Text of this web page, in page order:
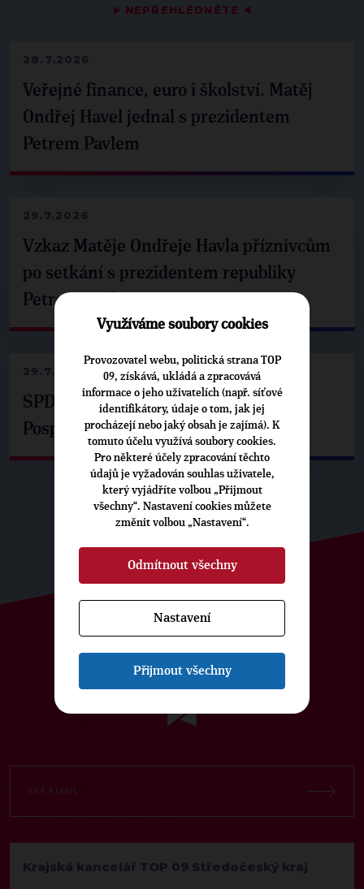
▶ NEPŘEHLÉDNĚTE ◀
28.7.2026
Veřejné finance, euro i školství. Matěj
Ondřej Havel jednal s prezidentem
Petrem Pavlem
29.7.2026
Vzkaz Matěje Ondřeje Havla příznivcům
po setkání s prezidentem republiky
Petrem Pavlem
29.7.2026
SPD už není ve zprávě o extremismu.
Pospíšil: Je tu pachuť
ODEBÍREJTE NÁŠ TOPOVÝ
NEWSLETTER
Krajská kancelář TOP 09 Středočeský kraj
Využíváme soubory cookies
Provozovatel webu, politická strana TOP
09, získává, ukládá a zpracovává
informace o jeho uživatelích (např. síťové
identifikátory, údaje o tom, jak jej
procházejí nebo jaký obsah je zajímá). K
tomuto účelu využívá soubory cookies.
Pro některé účely zpracování těchto
údajů je vyžadován souhlas uživatele,
který vyjádříte volbou „Přijmout
všechny“. Nastavení cookies můžete
změnit volbou „Nastavení“.
Odmítnout všechny
Nastavení
Přijmout všechny